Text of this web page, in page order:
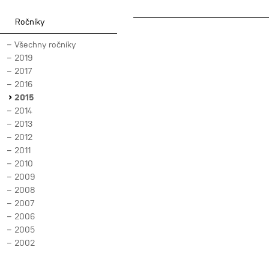
Ročníky
Všechny ročníky
2019
2017
2016
2015
2014
2013
2012
2011
2010
2009
2008
2007
2006
2005
2002